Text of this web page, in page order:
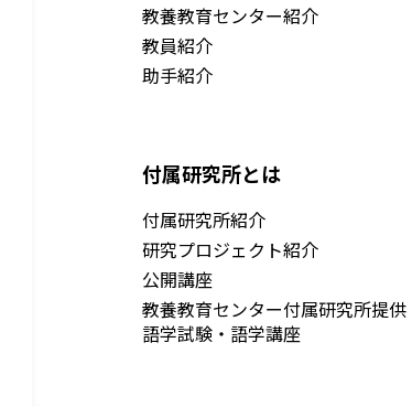
教養教育センター紹介
教員紹介
助手紹介
付属研究所とは
付属研究所紹介
研究プロジェクト紹介
公開講座
教養教育センター付属研究所提供
語学試験・語学講座